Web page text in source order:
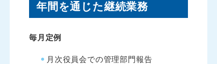
年間を通じた継続業務
毎月定例
月次役員会での管理部門報告